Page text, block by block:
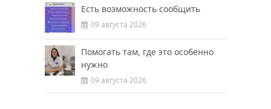
Есть возможность сообщить
09 августа 2026
Помогать там, где это особенно
нужно
09 августа 2026